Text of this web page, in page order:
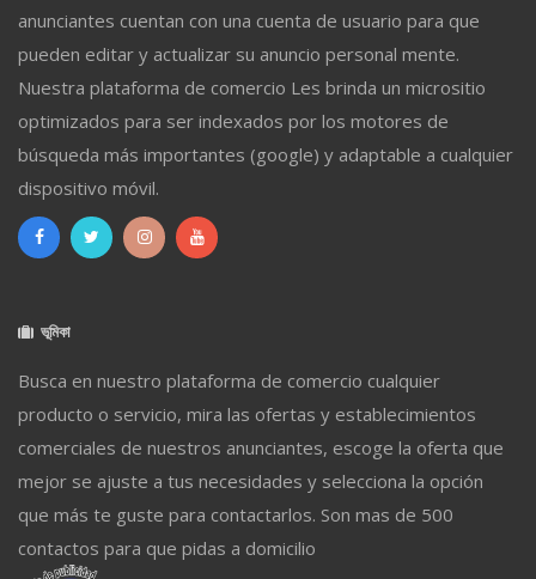
anunciantes cuentan con una cuenta de usuario para que
pueden editar y actualizar su anuncio personal mente.
Nuestra plataforma de comercio Les brinda un micrositio
optimizados para ser indexados por los motores de
búsqueda más importantes (google) y adaptable a cualquier
dispositivo móvil.
ভূমিকা
Busca en nuestro plataforma de comercio cualquier
producto o servicio, mira las ofertas y establecimientos
comerciales de nuestros anunciantes, escoge la oferta que
mejor se ajuste a tus necesidades y selecciona la opción
que más te guste para contactarlos. Son mas de 500
contactos para que pidas a domicilio